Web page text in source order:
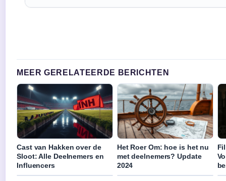
MEER GERELATEERDE BERICHTEN
Cast van Hakken over de
Sloot: Alle Deelnemers en
Influencers
Het Roer Om: hoe is het nu
met deelnemers? Update
2024